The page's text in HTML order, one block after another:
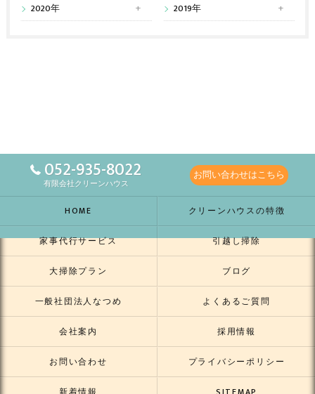
2020年
2019年
052-935-8022
有限会社クリーンハウス
お問い合わせはこちら
HOME クリーンハウスの特徴
家事代行サービス 引越し掃除
大掃除プラン ブログ
一般社団法人なつめ よくあるご質問
会社案内 採用情報
お問い合わせ プライバシーポリシー